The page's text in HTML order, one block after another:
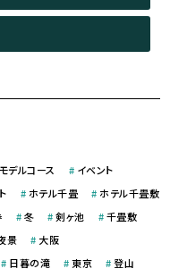
デルコース # イベント
# ホテル千畳 # ホテル千畳敷
#冬 #剣ヶ池 #千畳敷
景 # 大阪
# 日暮の滝 #東京 #登山